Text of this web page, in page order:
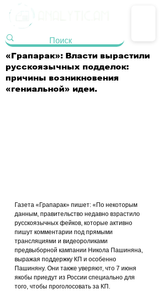
«Грапарак»: Власти вырастили
русскоязычных подделок:
причины возникновения
«гениальной» идеи.
Газета «Грапарак» пишет: «По некоторым
данным, правительство недавно взрастило
русскоязычных фейков, которые активно
пишут комментарии под прямыми
трансляциями и видеороликами
предвыборной кампании Никола Пашиняна,
выражая поддержку КП и особенно
Пашиняну. Они также уверяют, что 7 июня
якобы приедут из России специально для
того, чтобы проголосовать за КП.